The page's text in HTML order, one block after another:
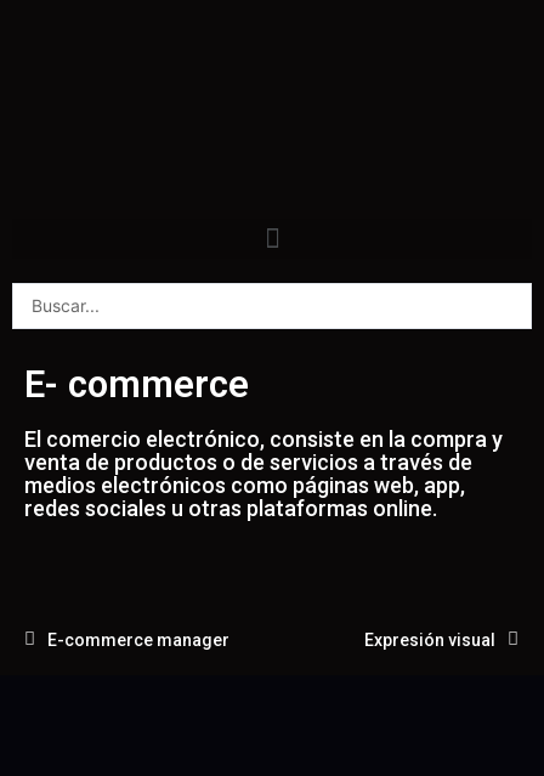
E- commerce
El comercio electrónico, consiste en la compra y
venta de productos o de servicios a través de
medios electrónicos como páginas web, app,
redes sociales u otras plataformas online.
E-commerce manager Expresión visual